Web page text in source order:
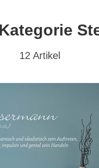
12 Artikel
ohne